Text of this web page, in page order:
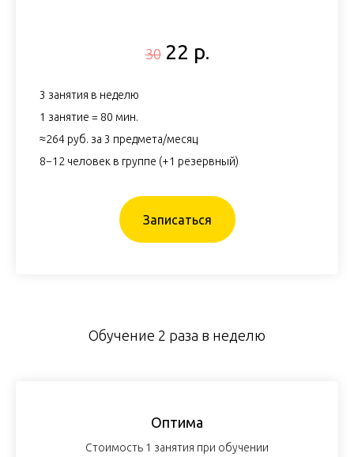
30 22 р.
3 занятия в неделю
1 занятие = 80 мин.
≈264 руб. за 3 предмета/месяц
8−12 человек в группе (+1 резервный)
Записаться
Обучение 2 раза в неделю
Оптима
Стоимость 1 занятия при обучении